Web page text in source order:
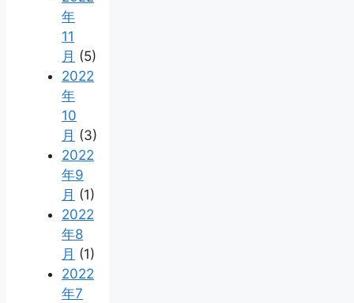
年
11
月 (5)
2022
年
10
月 (3)
2022
年9
月 (1)
2022
年8
月 (1)
2022
年7